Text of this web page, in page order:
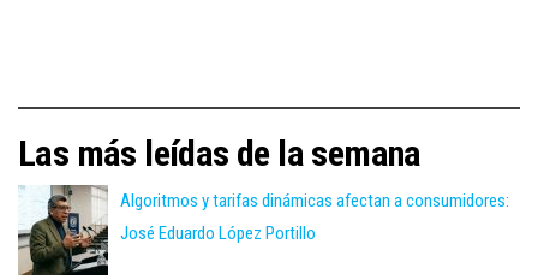
Las más leídas de la semana
Algoritmos y tarifas dinámicas afectan a consumidores:
José Eduardo López Portillo